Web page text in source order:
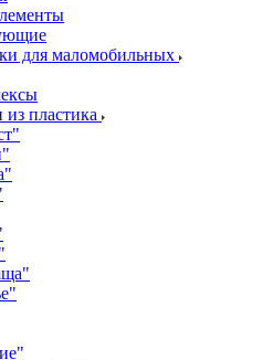
для маломобильных
из пластика